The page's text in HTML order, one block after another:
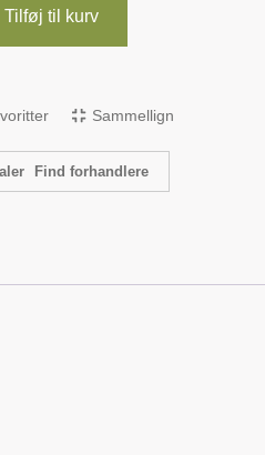
Tilføj til kurv
Sammellign
Find forhandlere